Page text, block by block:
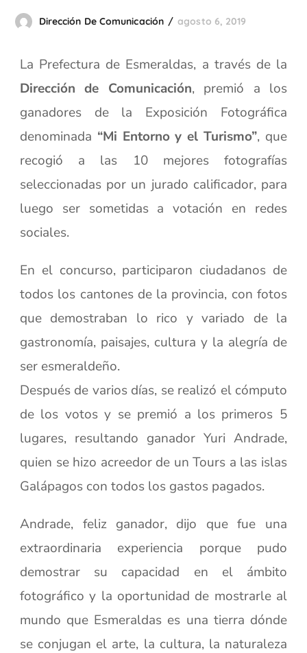
Dirección De Comunicación agosto 6, 2019
La Prefectura de Esmeraldas, a través de la
Dirección de Comunicación, premió a los
ganadores de la Exposición Fotográfica
denominada “Mi Entorno y el Turismo”, que
recogió a las 10 mejores fotografías
seleccionadas por un jurado calificador, para
luego ser sometidas a votación en redes
sociales.
En el concurso, participaron ciudadanos de
todos los cantones de la provincia, con fotos
que demostraban lo rico y variado de la
gastronomía, paisajes, cultura y la alegría de
ser esmeraldeño.
Después de varios días, se realizó el cómputo
de los votos y se premió a los primeros 5
lugares, resultando ganador Yuri Andrade,
quien se hizo acreedor de un Tours a las islas
Galápagos con todos los gastos pagados.
Andrade, feliz ganador, dijo que fue una
extraordinaria experiencia porque pudo
demostrar su capacidad en el ámbito
fotográfico y la oportunidad de mostrarle al
mundo que Esmeraldas es una tierra dónde
se conjugan el arte, la cultura, la naturaleza